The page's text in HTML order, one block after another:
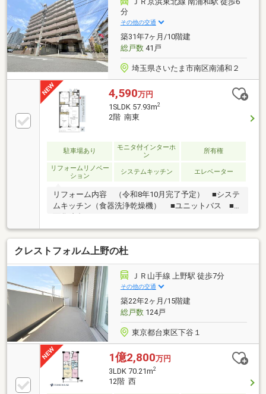
内容・全室クロス貼替、シーリングライト設置 他■ ご
希望の住まい探しをお手伝いします ━━━━━・・・
物件の詳細・ご相談はお気軽にお問い合わせくださ
い。
分
その他の交通
築31年7ヶ月/10階建
総戸数41戸
埼玉県さいたま市南区南浦和２
4,590万円
1SLDK 57.93m2
2階 南東
駐車場あり
モニタ付インターホ
ン
所有権
リフォームリノベー
ション
システムキッチン エレベーター
リフォーム内容 （令和8年10月完了予定） ■システ
ムキッチン（食器洗浄乾燥機） ■ユニットバス ■洗
建具、配管更新□住信SBI代理事業 東宝ハウスフィナン
シャル（T.sローン）□auじぶん銀行（指定不動産会
社） ▼8月実行金利1.130％ ※所定のガンと診断
されたら住宅ローン残高が0円になる『ガン団信』が
ついた金利です□365日24時間住まいの駆付けサービス
（3年間無料） □東宝ハウスCLUB アフターサービス
クレストフォルム上野の杜
ＪＲ山手線 上野駅 徒歩7分
その他の交通
築22年2ヶ月/15階建
総戸数124戸
東京都台東区下谷１
1億2,800万円
3LDK 70.21m2
12階 西